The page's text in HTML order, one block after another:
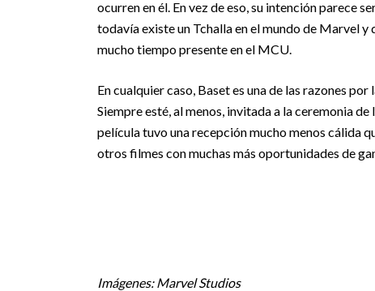
ocurren en él. En vez de eso, su intención parece
todavía existe un Tchalla en el mundo de Marvel
mucho tiempo presente en el MCU.
En cualquier caso, Baset es una de las razones
Siempre esté, al menos, invitada a la ceremonia
película tuvo una recepción mucho menos cálida
otros filmes con muchas más oportunidades de
Imágenes: Marvel Studios